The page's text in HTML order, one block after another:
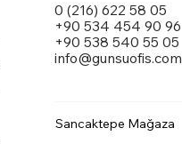
Doxa Toplantı Masası
Karina Kollu Sandalye
Quatrox Sandalye
0 (216) 622 58 05
+90 534 454 90 96
+90 538 540 55 05
info@gunsuofis.com
Sancaktepe Mağaza